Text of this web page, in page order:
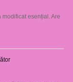
esențial. Are